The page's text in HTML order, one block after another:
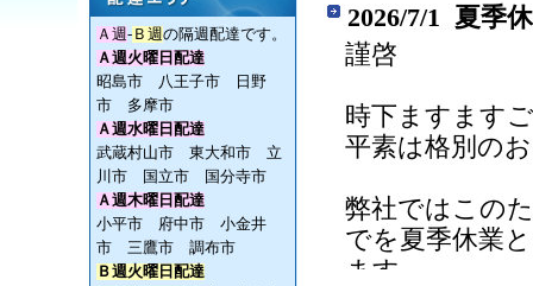
Ａ週- Ｂ週の隔週配達です。
Ａ週火曜日配達
昭島市 八王子市 日野
市 多摩市
Ａ週水曜日配達
武蔵村山市 東大和市 立
川市 国立市 国分寺市
Ａ週木曜日配達
小平市 府中市 小金井
市 三鷹市 調布市
Ｂ週火曜日配達
2026/7/1 夏季
謹啓
時下ますます
平素は格別の
弊社ではこの
でを夏季休業
ます。